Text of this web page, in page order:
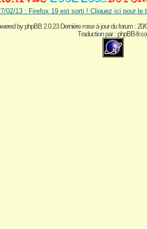
02/13 : Firefox 19 est sorti ! Cliquez ici pour le
byphpBB 2.0.23 Dernière mise à jour du forum : 20/
Traduction par : phpBB-